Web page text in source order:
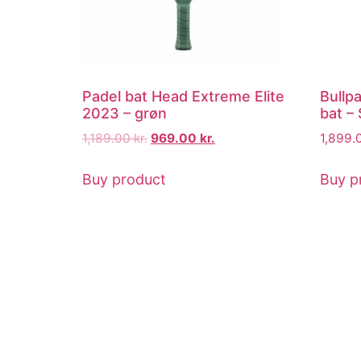
Padel bat Head Extreme Elite
2023 – grøn
1,189.00kr. 969.00 kr.
Buy product
bat –
Buy